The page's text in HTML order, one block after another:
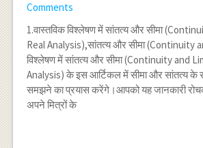
Comments
1.वास्तविक विश्लेषण में सांतत्य और सीमा
Real Analysis),सांतत्य और सीमा (Continuity
विश्लेषण में सांतत्य और सीमा (Continuity and
Analysis) के इस आर्टिकल में सीमा और सांतत्य के
समझने का प्रयास करेंगे।आपको यह जानकारी
अपने मित्रों के